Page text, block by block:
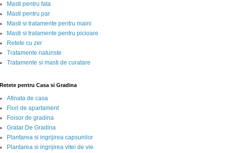
Masti pentru fata
Masti pentru par
Masti si tratamente pentru maini
Masti si tratamente pentru picioare
Retete cu zer
Tratamente naturiste
Tratamente si masti de curatare
Retete pentru Casa si Gradina
Afinata de casa
Flori de apartament
Foisor de gradina
Gratar De Gradina
Plantarea si ingrijirea capsunilor
Plantarea si ingrijirea vitei de vie